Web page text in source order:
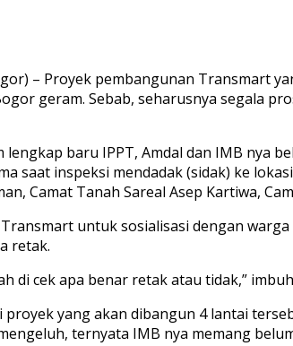
– Proyek pembangunan Transmart
geram. Sebab, seharusnya segala
lengkap baru IPPT, Amdal dan IMB nya
saat inspeksi mendadak (sidak) ke
Camat Tanah Sareal Asep Kartiwa,
untuk sosialisasi dengan
retak.
di cek apa benar retak atau tidak,”
yang akan dibangun 4 lantai
ternyata IMB nya memang